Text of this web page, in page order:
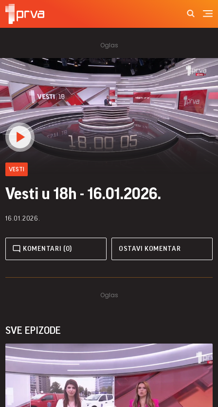
VESTI
Vesti u 18h - 16.01.2026.
16.01.2026.
KOMENTARI (0) OSTAVI KOMENTAR
SVE EPIZODE